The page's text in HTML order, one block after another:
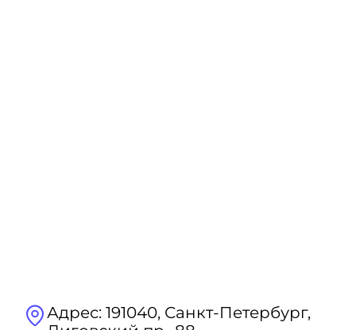
Адрес: 191040, Санкт-Петербург,